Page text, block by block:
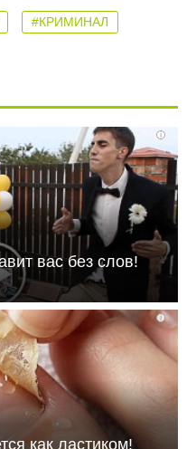
#КРИМИНАЛ
i
вас без слов!
i
как ластиком!